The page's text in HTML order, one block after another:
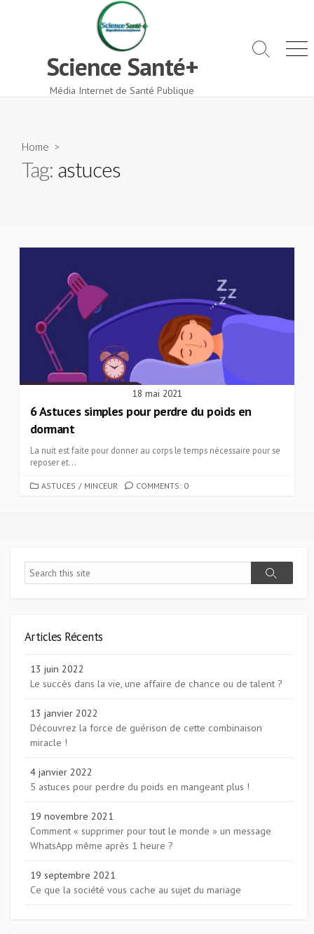
Science Santé+
Média Internet de Santé Publique
Search
Home >
Tag: astuces
18 mai 2021
6 Astuces simples pour perdre du poids en
dormant
La nuit est faite pour donner au corps le temps nécessaire pour se
reposer et...
CATEGORIES
ASTUCES / MINCEUR COMMENTS: 0
Search
Search
Articles Récents
13 juin 2022
Le succès dans la vie, une affaire de chance ou de talent ?
13 janvier 2022
Découvrez la force de guérison de cette combinaison
miracle !
4 janvier 2022
5 astuces pour perdre du poids en mangeant plus !
19 novembre 2021
Comment « supprimer pour tout le monde » un message
WhatsApp même après 1 heure ?
19 septembre 2021
Ce que la société vous cache au sujet du mariage